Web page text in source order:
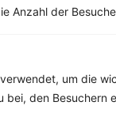
Anzahl der
um die
bei, den Besuchern
Rezepte